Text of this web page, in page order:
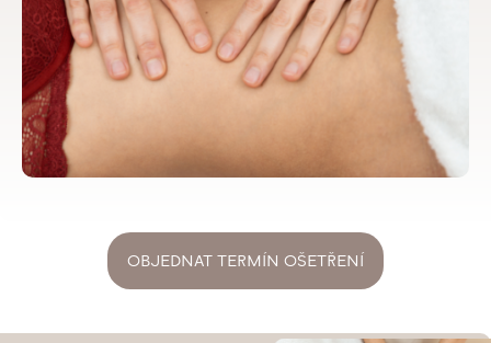
OBJEDNAT TERMÍN OŠETŘENÍ